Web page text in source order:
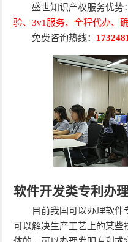
盛世知识产权服务优势：
验、3v1服务、全程代办、
免费咨询热线：
软件开发类专利办
目前我国可以办理软
可以解决生产工艺上的某